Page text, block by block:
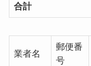
合計
業者名
郵便番
号